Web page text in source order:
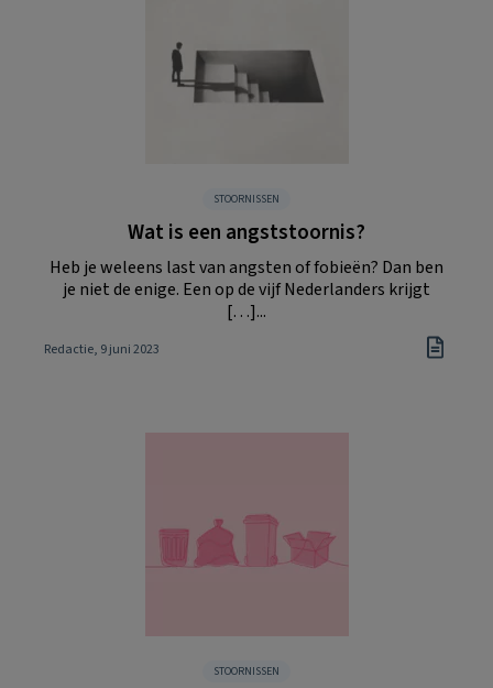
STOORNISSEN
Wat is een angststoornis?
Heb je weleens last van angsten of fobieën? Dan ben
je niet de enige. Een op de vijf Nederlanders krijgt
[…]...
Redactie, 9 juni 2023
STOORNISSEN